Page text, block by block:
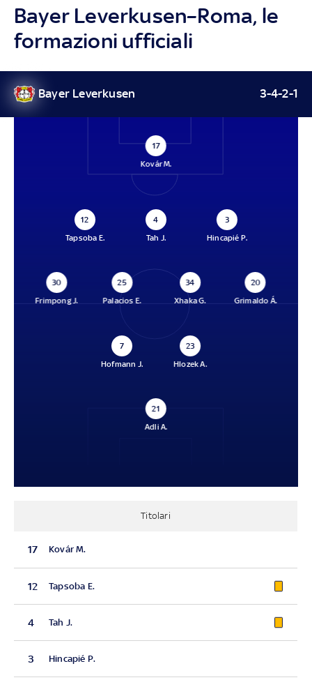
Bayer Leverkusen–Roma, le
formazioni ufficiali
Bayer Leverkusen 3-4-2-1
17
Kovár M.
12
Tapsoba E.
4
Tah J.
3
Hincapié P.
30
Frimpong J.
25
Palacios E.
34
Xhaka G.
20
Grimaldo Á.
23
Hlozek A.
7
Hofmann J.
21
Adli A.
Titolari
17 Kovár M.
12 Tapsoba E.
4 Tah J.
3 Hincapié P.